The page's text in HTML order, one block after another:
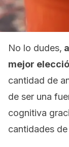
No lo dudes,
mejor
cantidad de
de ser una
cognitiva
cantidades de